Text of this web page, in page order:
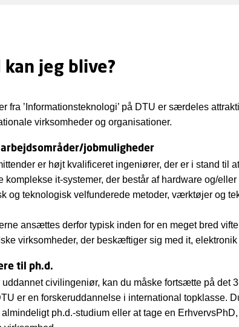
kan jeg blive?
fra ’Informationsteknologi’ på DTU er særdeles
virksomheder og organisationer.
jobmuligheder
er højt kvalificeret ingeniører, der er i stand til
komplekse it-systemer, der består af hardware og/
og teknologisk velfunderede metoder, værktøjer og
ansættes derfor typisk inden for en meget bred
virksomheder, der beskæftiger sig med it,
til ph.d.
uddannet civilingeniør, kan du måske fortsætte på det
er en forskeruddannelse i international topklasse.
almindeligt ph.d.-studium eller at tage en